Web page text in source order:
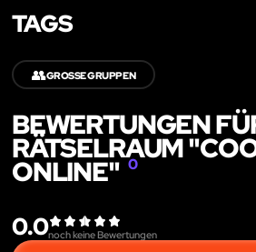
TAGS
👥GROSSE GRUPPEN
BEWERTUNGEN
RÄTSELRAUM
ONLINE"0
0.0noch keine Bewertungen